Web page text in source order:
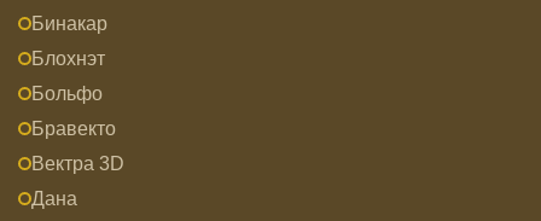
Бинакар
Блохнэт
Больфо
Бравекто
Вектра 3D
Дана